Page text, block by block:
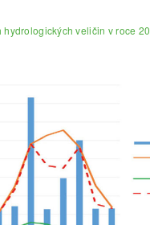
hydrologických veličin v roce